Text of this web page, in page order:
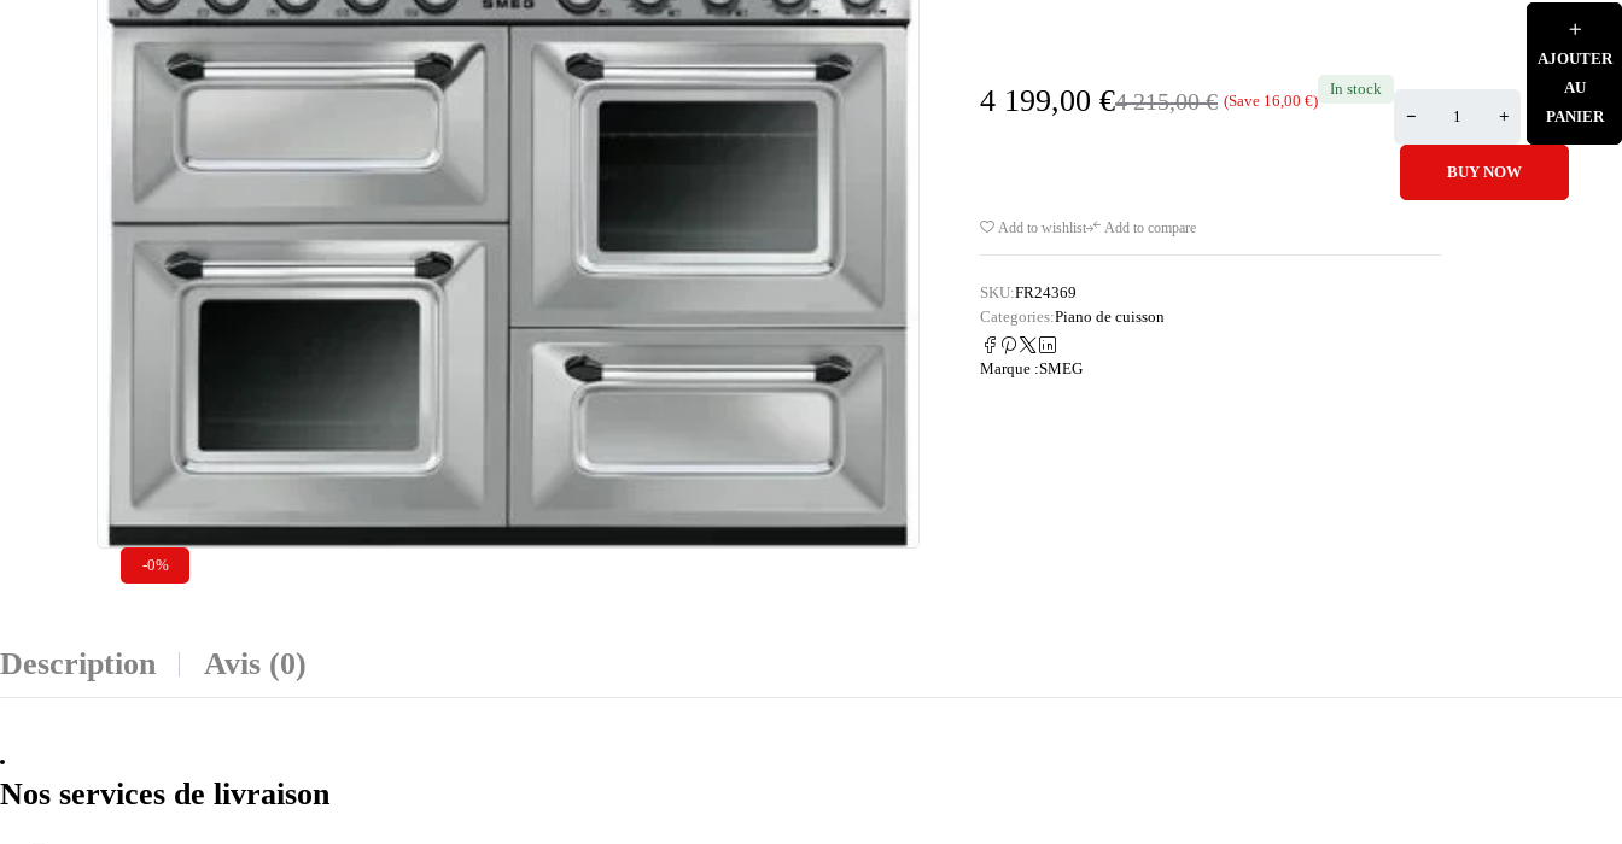
-0%
4 215,00€
4 199,00 € (Save 16,00 €)
In stock
AJOUTER
AU
PANIER
BUY NOW
Add to wishlist Add to compare
SKU:FR24369
Categories:Piano de cuisson
Marque :SMEG
Description Avis (0)
Nos services de livraison